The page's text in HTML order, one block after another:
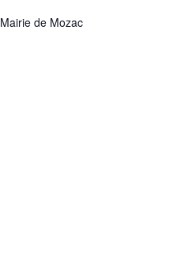
Mairie de Mozac